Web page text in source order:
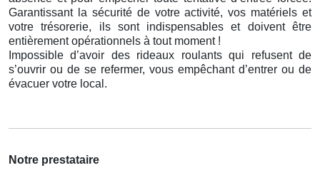
Garantissant la sécurité de votre activité, vos matériels et
votre trésorerie, ils sont indispensables et doivent être
entièrement opérationnels à tout moment !
Impossible d’avoir des rideaux roulants qui refusent de
s’ouvrir ou de se refermer, vous empêchant d’entrer ou de
évacuer votre local.
Notre prestataire